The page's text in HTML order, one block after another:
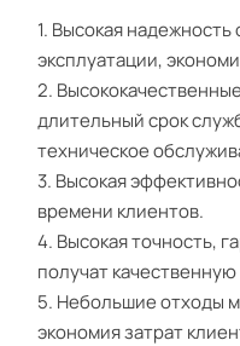
1. Высокая
эксплуатации,
2.
длительный срок
техническое
3. Высокая
времени клиентов.
4. Высокая точность,
получат
5. Небольшие отходы
экономия затрат